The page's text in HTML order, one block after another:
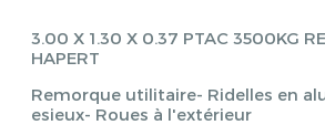
3.00 X 1.30 X 0.37 PTAC 3500KG
HAPERT
Remorque utilitaire- Ridelles en
esieux- Roues à l'extérieur